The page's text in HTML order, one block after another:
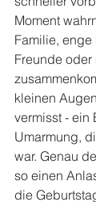
Moment
Familie,
Freunde oder
kleinen
vermisst - ein
Umarmung,
war. Genau
so einen
die